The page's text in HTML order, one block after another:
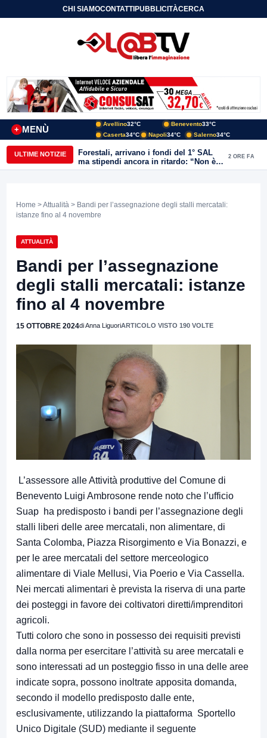
CHI SIAMOCONTATTIPUBBLICITÀCERCA
MENÙ
+
Avellino32°C Benevento33°C
Caserta34°C Napoli34°C Salerno34°C
ULTIME NOTIZIE
Forestali, arrivano i fondi del 1° SAL
ma stipendi ancora in ritardo: “Non è
più sostenibile”
2 ORE FA
Home >Attualità > Bandi per l’assegnazione degli stalli mercatali:
istanze fino al 4 novembre
ATTUALITÀ
Bandi per l’assegnazione
degli stalli mercatali: istanze
fino al 4 novembre
15 OTTOBRE 2024di Anna LiguoriARTICOLO VISTO 190 VOLTE
L’assessore alle Attività produttive del Comune di
Benevento Luigi Ambrosone rende noto che l’ufficio
Suap ha predisposto i bandi per l’assegnazione degli
stalli liberi delle aree mercatali, non alimentare, di
Santa Colomba, Piazza Risorgimento e Via Bonazzi, e
per le aree mercatali del settore merceologico
alimentare di Viale Mellusi, Via Poerio e Via Cassella.
Nei mercati alimentari è prevista la riserva di una parte
dei posteggi in favore dei coltivatori diretti/imprenditori
agricoli.
Tutti coloro che sono in possesso dei requisiti previsti
dalla norma per esercitare l’attività su aree mercatali e
sono interessati ad un posteggio fisso in una delle aree
indicate sopra, possono inoltrate apposita domanda,
secondo il modello predisposto dalle ente,
esclusivamente, utilizzando la piattaforma Sportello
Unico Digitale (SUD) mediante il seguente